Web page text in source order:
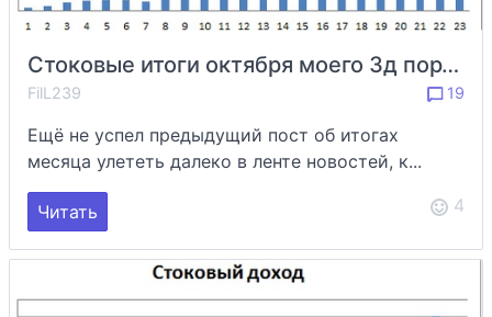
Стоковые итоги октября моего 3д портфеля
FilL239 19
Ещё не успел предыдущий пост об итогах
месяца улететь далеко в ленте новостей, к...
Читать 4